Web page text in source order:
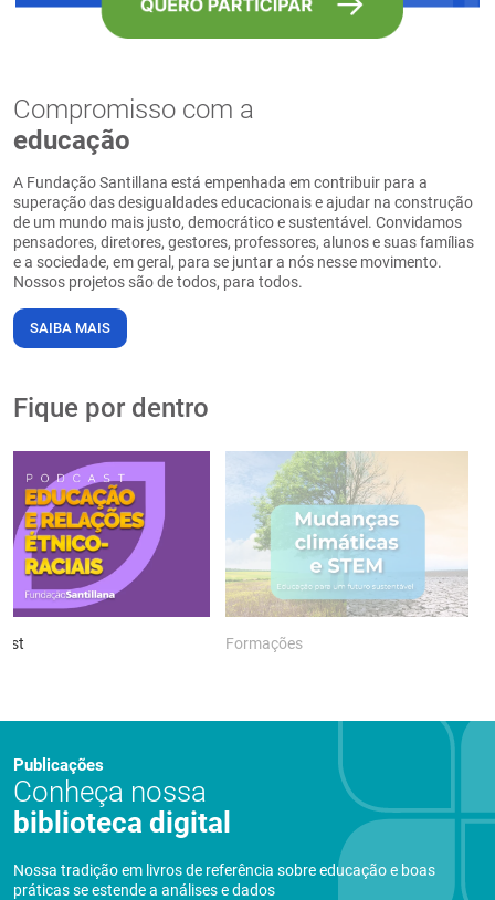
Compromisso com a
educação
A Fundação Santillana está empenhada em contribuir para a
superação das desigualdades educacionais e ajudar na construção
de um mundo mais justo, democrático e sustentável. Convidamos
pensadores, diretores, gestores, professores, alunos e suas famílias
e a sociedade, em geral, para se juntar a nós nesse movimento.
Nossos projetos são de todos, para todos.
SAIBA MAIS
Fique por dentro
Formações
Publicações
Conheça nossa
biblioteca digital
Nossa tradição em livros de referência sobre educação e boas
práticas se estende a análises e dados